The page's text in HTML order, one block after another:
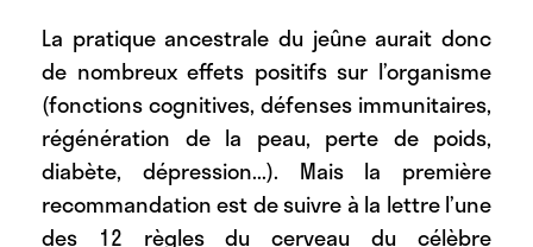
La pratique ancestrale du jeûne aurait donc
de nombreux effets positifs sur l’organisme
(fonctions cognitives, défenses immunitaires,
régénération de la peau, perte de poids,
diabète, dépression...). Mais la première
recommandation est de suivre à la lettre l’une
des 12 règles du cerveau du célèbre